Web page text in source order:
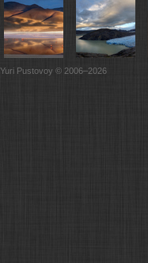
Yuri Pustovoy © 2006–2026